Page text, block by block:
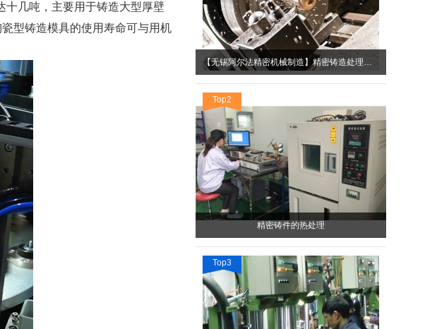
十几吨，主要用于铸造大型厚壁
型铸造模具的使用寿命可与用机
【无锡阿尔法精密机械制造】精密铸造处理中的不利因素有什么呢？
Top2
精密铸件的热处理
Top3